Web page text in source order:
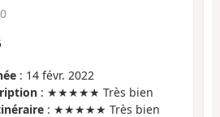
: 14 févr. 2022
: ★★★★★ Très bien
: ★★★★★ Très bien